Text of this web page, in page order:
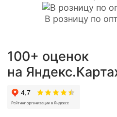
В розницу по
100+ оценок
на